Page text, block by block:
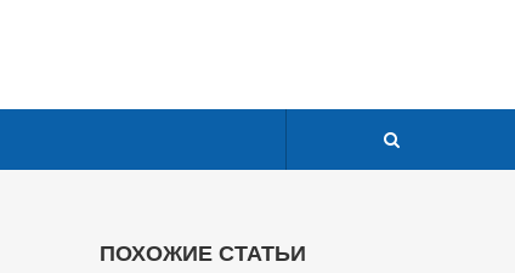
ПОХОЖИЕ СТАТЬИ